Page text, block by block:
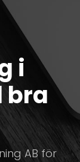
i
bra
AB för